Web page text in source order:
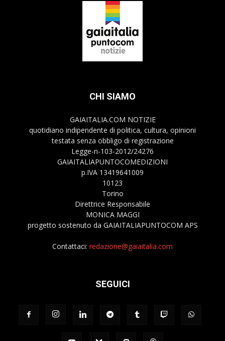
CHI SIAMO
GAIAITALIA.COM NOTIZIE
quotidiano indipendente di politica, cultura, opinioni
testata senza obbligo di registrazione
Legge-n-103-2012/24276
GAIAITALIAPUNTOCOMEDIZIONI
p.IVA 13419641009
10123
Torino
Direttrice Responsabile
MONICA MAGGI
progetto sostenuto da GAIAITALIAPUNTOCOM APS
Contattaci: redazione@gaiaitalia.com
SEGUICI